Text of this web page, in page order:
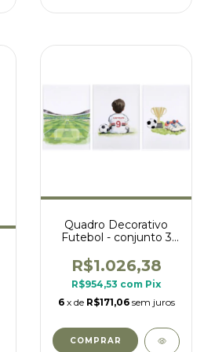
Quadro Decorativo
Futebol - conjunto 3
SP
R$1.026,38
R$954,53 com Pix
6 x de R$171,06 sem juros
COMPRAR